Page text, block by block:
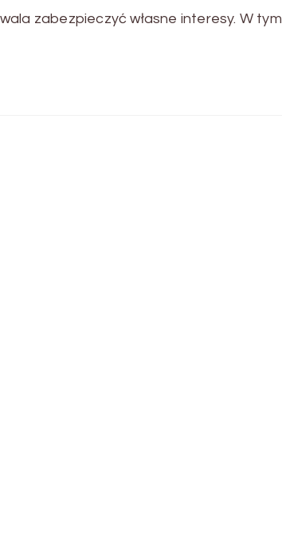
zabezpieczyć własne interesy. W tym